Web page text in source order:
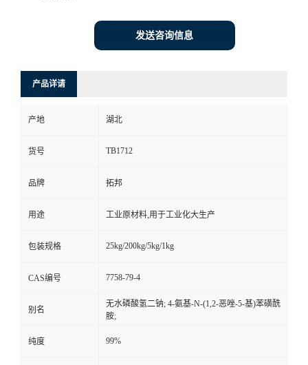
发送咨询信息
产品详请
产地 湖北
货号 TB1712
品牌 拓邦
用途 工业原材料,用于工业化大生产
包装规格 25kg/200kg/5kg/1kg
CAS编号 7758-79-4
别名
无水磷酸氢二钠; 4-氨基-N-(1,2-恶唑-5-基)苯磺酰
胺;
纯度 99%